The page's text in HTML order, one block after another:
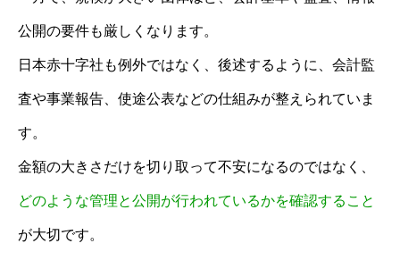
公開の要件も厳しくなります。
日本赤十字社も例外ではなく、後述するように、会計監
査や事業報告、使途公表などの仕組みが整えられていま
す。
金額の大きさだけを切り取って不安になるのではなく、
どのような管理と公開が行われているかを確認すること
が大切です。